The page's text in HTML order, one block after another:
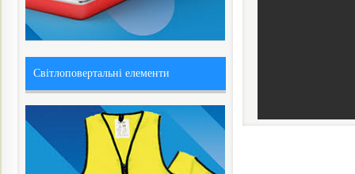
Світлоповертальні елементи